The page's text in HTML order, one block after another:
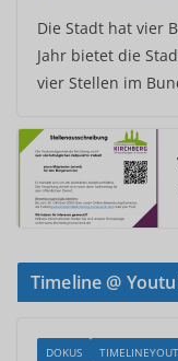
Die Stadt hat vier
Jahr bietet die
vier Stellen im
Timeline @
DOKUS